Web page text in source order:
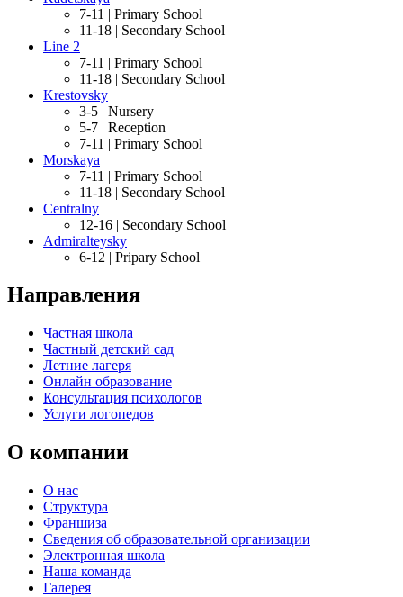
7-11 | Primary School
11-18 | Secondary School
Line 2
7-11 | Primary School
11-18 | Secondary School
Krestovsky
3-5 | Nursery
5-7 | Reception
7-11 | Primary School
Morskaya
7-11 | Primary School
11-18 | Secondary School
Centralny
12-16 | Secondary School
Admiralteysky
6-12 | Pripary School
Направления
Частная школа
Частный детский сад
Летние лагеря
Онлайн образование
Консультация психологов
Услуги логопедов
О компании
О нас
Структура
Франшиза
Сведения об образовательной организации
Электронная школа
Наша команда
Галерея